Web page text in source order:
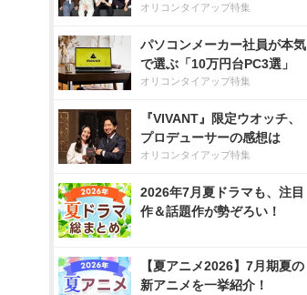
オリコンタイアップ特集
パソコンメーカー社員が本気
で選ぶ「10万円台PC3選」
オリコンタイアップ特集
『VIVANT』限定ウオッチ、
プロデューサーの感想は
オリコンタイアップ特集
2026年7月夏ドラマも、注目
作＆話題作が勢ぞろい！
【夏アニメ2026】7月期夏の
新アニメを一挙紹介！